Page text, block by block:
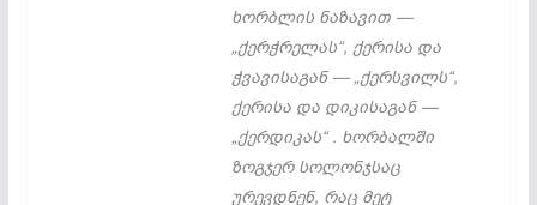
ხორბლის ნაზავით —
„ქერჭრელას“, ქერისა და
ჭვავისაგან — „ქერსვილს“,
ქერისა და დიკისაგან —
„ქერდიკას“ . ხორბალში
ზოგჯერ სოლონჯსაც
ურევდნენ, რაც მეტ